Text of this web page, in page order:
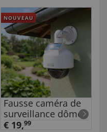
NOUVEAU
Fausse caméra de
surveillance dôme
€ 19,99